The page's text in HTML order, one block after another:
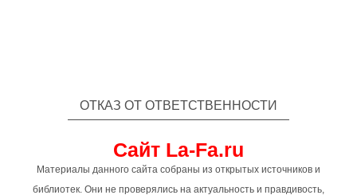
ОТКАЗ ОТ ОТВЕТСТВЕННОСТИ
Сайт La-Fa.ru
Материалы данного сайта собраны из открытых источников и
библиотек. Они не проверялись на актуальность и правдивость,